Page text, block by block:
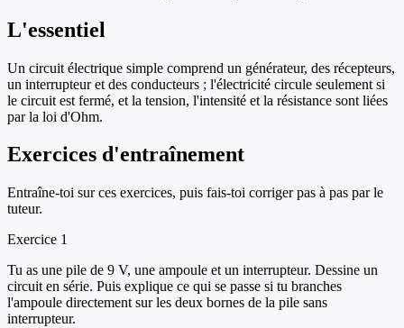
L'essentiel
Un circuit électrique simple comprend un générateur, des récepteurs,
un interrupteur et des conducteurs ; l'électricité circule seulement si
le circuit est fermé, et la tension, l'intensité et la résistance sont liées
par la loi d'Ohm.
Exercices d'entraînement
Entraîne-toi sur ces exercices, puis fais-toi corriger pas à pas par le
tuteur.
Exercice 1
Tu as une pile de 9 V, une ampoule et un interrupteur. Dessine un
circuit en série. Puis explique ce qui se passe si tu branches
l'ampoule directement sur les deux bornes de la pile sans
interrupteur.